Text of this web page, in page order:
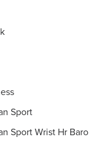
Sport
Sport Wrist Hr Baro